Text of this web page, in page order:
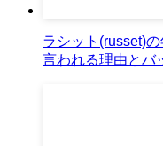
ラシット(russet)
言われる理由とバ